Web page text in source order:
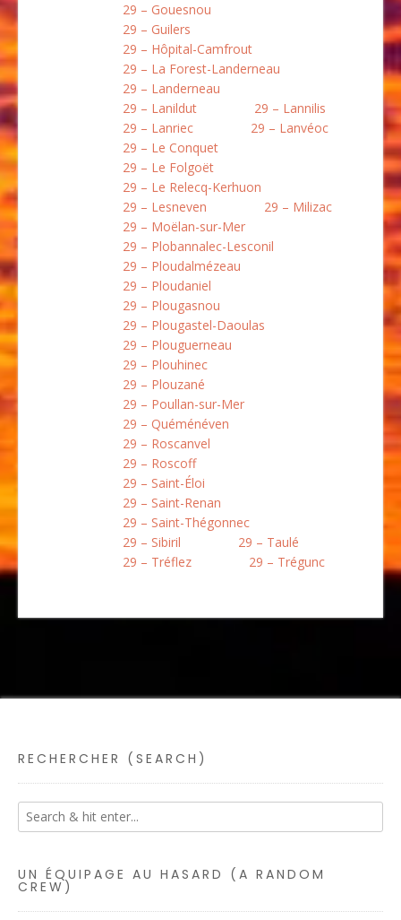
29 – Gouesnou
29 – Guilers
29 – Hôpital-Camfrout
29 – La Forest-Landerneau
29 – Landerneau
29 – Lanildut
29 – Lannilis
29 – Lanriec
29 – Lanvéoc
29 – Le Conquet
29 – Le Folgoët
29 – Le Relecq-Kerhuon
29 – Lesneven
29 – Milizac
29 – Moëlan-sur-Mer
29 – Plobannalec-Lesconil
29 – Ploudalmézeau
29 – Ploudaniel
29 – Plougasnou
29 – Plougastel-Daoulas
29 – Plouguerneau
29 – Plouhinec
29 – Plouzané
29 – Poullan-sur-Mer
29 – Quéménéven
29 – Roscanvel
29 – Roscoff
29 – Saint-Éloi
29 – Saint-Renan
29 – Saint-Thégonnec
29 – Sibiril
29 – Taulé
29 – Tréflez
29 – Trégunc
RECHERCHER (SEARCH)
UN ÉQUIPAGE AU HASARD (A RANDOM
CREW)